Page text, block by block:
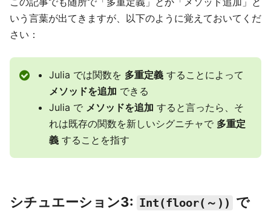
いう言葉が出てきますが、以下のように覚えておいてくだ
さい：
Julia では関数を 多重定義 することによって
メソッドを追加 できる
Julia で メソッドを追加 すると言ったら、そ
れは既存の関数を新しいシグニチャで 多重定
義 することを指す
シチュエーション3: Int(floor(～)) で